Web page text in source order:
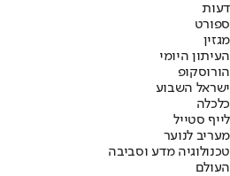
דעות
ספורט
מגזין
העיתון היומי
הורוסקופ
ישראל השבוע
כלכלה
לייף סטייל
מעריב לנוער
טכנולוגיה מדע וסביבה
העולם